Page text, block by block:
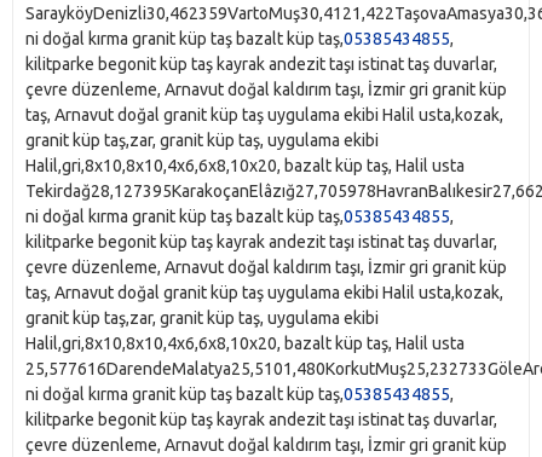
ni doğal kırma granit küp taş bazalt küp taş,05385434855,
kilitparke begonit küp taş kayrak andezit taşı istinat taş duvarlar,
çevre düzenleme, Arnavut doğal kaldırım taşı, İzmir gri granit küp
taş, Arnavut doğal granit küp taş uygulama ekibi Halil usta,kozak,
granit küp taş,zar, granit küp taş, uygulama ekibi
Halil,gri,8x10,8x10,4x6,6x8,10x20, bazalt küp taş, Halil usta
ni doğal kırma granit küp taş bazalt küp taş,05385434855,
kilitparke begonit küp taş kayrak andezit taşı istinat taş duvarlar,
çevre düzenleme, Arnavut doğal kaldırım taşı, İzmir gri granit küp
taş, Arnavut doğal granit küp taş uygulama ekibi Halil usta,kozak,
granit küp taş,zar, granit küp taş, uygulama ekibi
Halil,gri,8x10,8x10,4x6,6x8,10x20, bazalt küp taş, Halil usta
ni doğal kırma granit küp taş bazalt küp taş,05385434855,
kilitparke begonit küp taş kayrak andezit taşı istinat taş duvarlar,
çevre düzenleme, Arnavut doğal kaldırım taşı, İzmir gri granit küp